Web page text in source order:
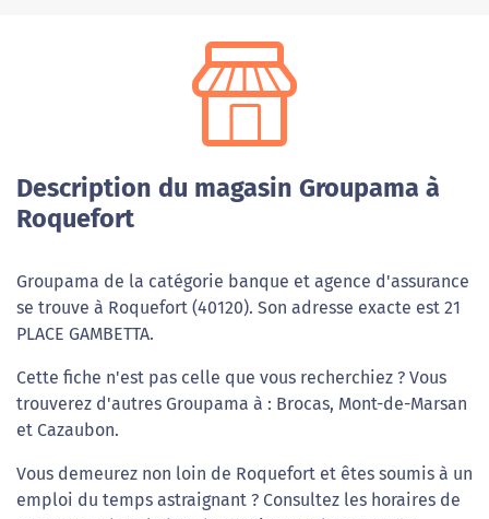
Description du magasin Groupama à
Roquefort
Groupama de la catégorie banque et agence d'assurance
se trouve à Roquefort (40120). Son adresse exacte est 21
PLACE GAMBETTA.
Cette fiche n'est pas celle que vous recherchiez ? Vous
trouverez d'autres Groupama à : Brocas, Mont-de-Marsan
et Cazaubon.
Vous demeurez non loin de Roquefort et êtes soumis à un
emploi du temps astraignant ? Consultez les horaires de